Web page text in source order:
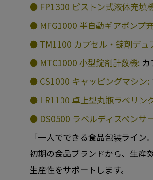
● FP1300 ピストン式液体充填
● MFG1000 半自動ギアポンプ
● TM1100 カプセル・錠剤デュ
● MTC1000 小型錠剤計数機: カ
● CS1000 キャッピングマシン:
● LR1100 卓上型丸瓶ラベリン
● DS0500 ラベルディスペンサ
「一人でできる食品包装ライ
初期の食品ブランドから、生産
生産性をサポートします。